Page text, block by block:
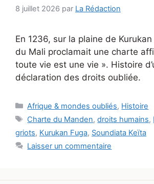
8 juillet 2026 par La Rédaction
En 1236, sur la plaine de Kurukan
du Mali proclamait une charte
toute vie est une vie ». Histoire
déclaration des droits oubliée.
Catégories
Afrique & mondes oubliés, Histoire
Étiquettes
Charte du Manden,droits humains,
griots, Kurukan Fuga, Soundiata Keïta
Laisser un commentaire